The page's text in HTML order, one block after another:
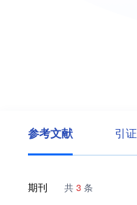
参考文献 引
期刊 共 3 条